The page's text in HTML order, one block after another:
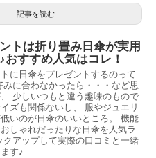
記事を読む
トは折り畳み日傘が実用
おすすめ人気はコレ！
に日傘をプレゼントするのって
に合わなかったら・・・など思
少しいつもと違う趣味のもので
ズも関係ないし、 服やジュエリ
いのが日傘のいいところ。 機能
しゃれだったりな日傘を人気ラ
クアップして実際の口コミと一緒
す♪